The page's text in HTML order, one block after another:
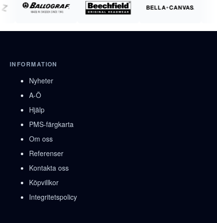
INFORMATION
Nyheter
A-Ö
Hjälp
PMS-färgkarta
Om oss
Referenser
Kontakta oss
Köpvillkor
Integritetspolicy